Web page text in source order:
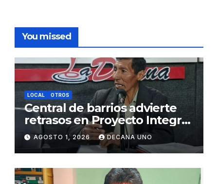
You missed
LOCAL OTROS
Central de barrios advierte
retrasos en Proyecto Integral
de Agua y Alcantarillado para
Juliaca
AGOSTO 1, 2026 DECANA UNO